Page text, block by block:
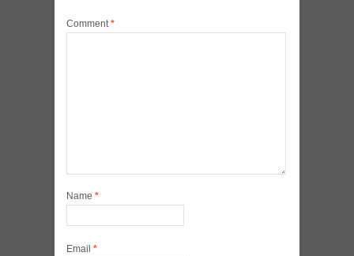
Comment*
Name *
Email *